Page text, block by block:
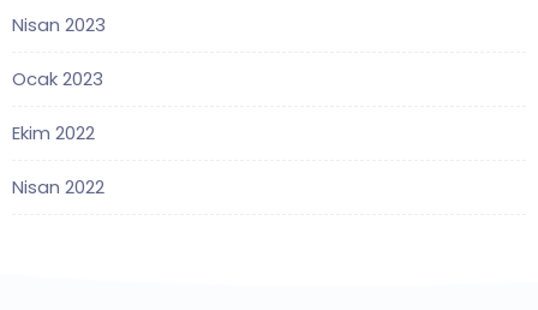
Nisan 2023
Ocak 2023
Ekim 2022
Nisan 2022